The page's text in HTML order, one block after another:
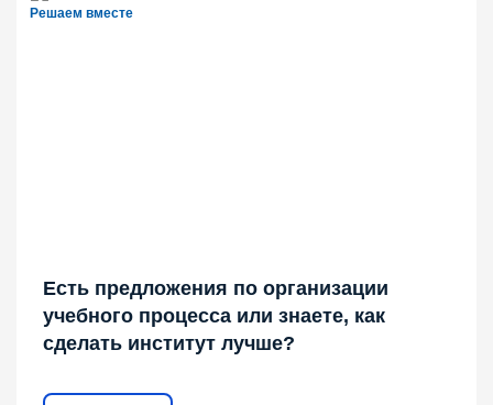
Решаем вместе
Есть предложения по организации
учебного процесса или знаете, как
сделать институт лучше?